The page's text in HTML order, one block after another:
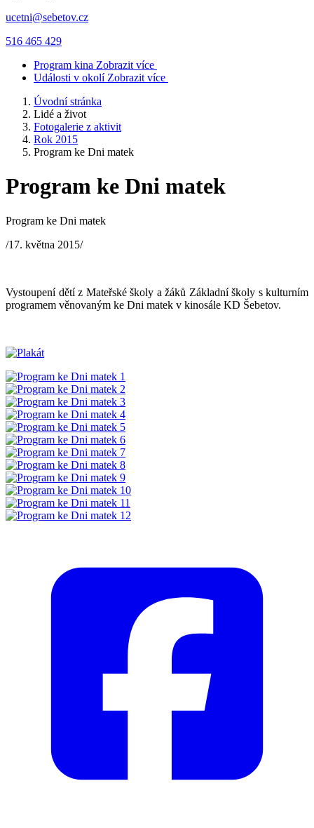
ucetni@sebetov.cz
516 465 429
Program kina Zobrazit více
Události v okolí Zobrazit více
Úvodní stránka
Lidé a život
Fotogalerie z aktivit
Rok 2015
Program ke Dni matek
Program ke Dni matek
Program ke Dni matek
/17. května 2015/
Vystoupení dětí z Mateřské školy a žáků Základní školy s kulturním
programem věnovaným ke Dni matek v kinosále KD Šebetov.